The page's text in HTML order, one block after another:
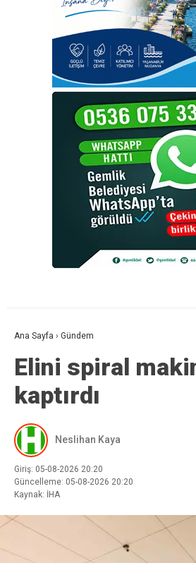
Ana Sayfa › Gündem
Elini spiral
kaptırdı
Neslihan Kaya
Giriş: 05-08-2026 20:20
Güncelleme: 05-08-2026 20:20
Kaynak: İHA